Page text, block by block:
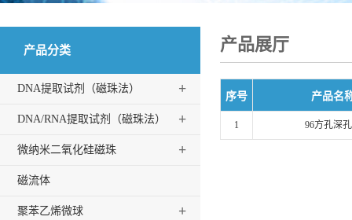
产品分类
DNA提取试剂（磁珠法） +
DNA/RNA提取试剂（磁珠法） +
微纳米二氧化硅磁珠 +
磁流体
聚苯乙烯微球 +
产品展厅
序号 产品名
1 96方孔深